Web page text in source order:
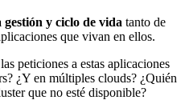
y ciclo de vida tanto de
que vivan en ellos.
peticiones a estas aplicaciones
¿Y en múltiples clouds? ¿Quién
que no esté disponible?